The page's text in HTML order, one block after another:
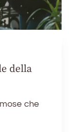
della
che